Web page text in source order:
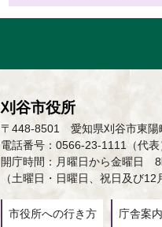
刈谷市役所
〒448-8501 愛知県刈谷市東陽
電話番号：0566-23-1111（代表
開庁時間：月曜日から金曜日
（土曜日・日曜日、祝日及び12
市役所への行き方 庁舎案内